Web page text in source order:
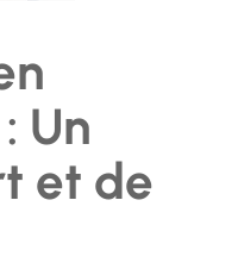
Un
et de